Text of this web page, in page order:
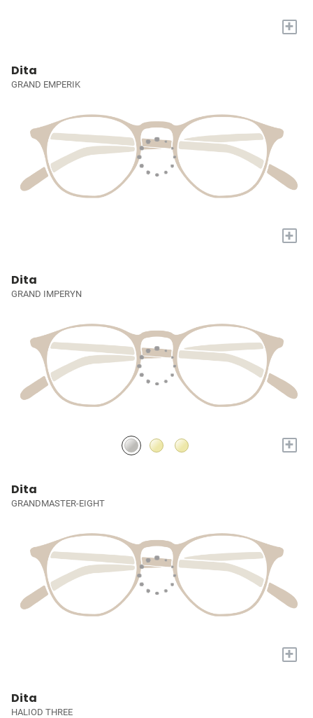
+
Dita
GRAND EMPERIK
+
Dita
GRAND IMPERYN
+
Dita
GRANDMASTER-EIGHT
+
Dita
HALIOD THREE